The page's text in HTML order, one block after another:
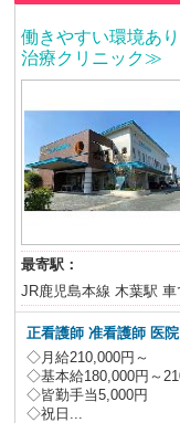
働きやすい環境
治療クリニック≫
最寄駅：
JR鹿児島本線 木葉駅 車
正看護師 准看護師 医
◇月給210,000円～
◇基本給180,000円～
◇皆勤手当5,000円
◇祝日...